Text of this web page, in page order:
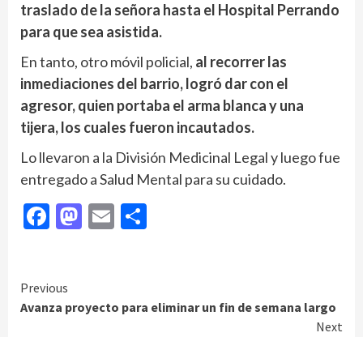
traslado de la señora hasta el Hospital Perrando
para que sea asistida.
En tanto, otro móvil policial, al recorrer las
inmediaciones del barrio, logró dar con el
agresor, quien portaba el arma blanca y una
tijera, los cuales fueron incautados.
Lo llevaron a la División Medicinal Legal y luego fue
entregado a Salud Mental para su cuidado.
Facebook
Mastodon
Email
Continue
Reading
Previous
Avanza proyecto para eliminar un fin de semana largo
Next